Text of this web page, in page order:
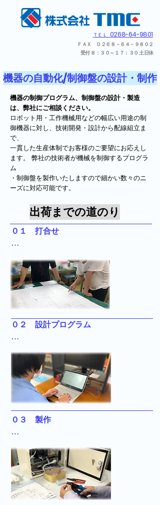
ＴＥＬ 0268-64-9801
ＦＡＸ ０２６８－６４－９８０２
受付 ８：３０～１７：３０ 土日休
機器の自動化/制御盤の設計・制作
機器の制御プログラム、制御盤の設計・製造
は、弊社にご相談ください。
ロボット用・工作機械用などの幅広い用途の制
御機器に対し、技術開発・設計から配線組立ま
で、
一貫した生産体制でお客様のご要望にお応えし
ます。 弊社の技術者が機械を制御するプログラ
ム
・制御盤を製作いたしますので細かい数々のニ
ーズに対応可能です。
出荷までの道のり
０１　打合せ
が迅速に対応させていただきます。技
術者とともに伺い、綿密に打ち合わせ
をいたします。
０２　設計プログラム
す。主に、構成図、
外形図、電気回路図になります。 ハー
ド設計からソフト設計、シーケンスプ
ログラム設計、タッチパネル設計、シ
ステム設計まで、 お客様の要望に合わ
せた柔軟な対応をいたします。
０３　製作
様にあわせて作成いたします。 海外製
品への対応も可能です。社内工場での
生産を軸とし、組立外注業者も充実し
ています。